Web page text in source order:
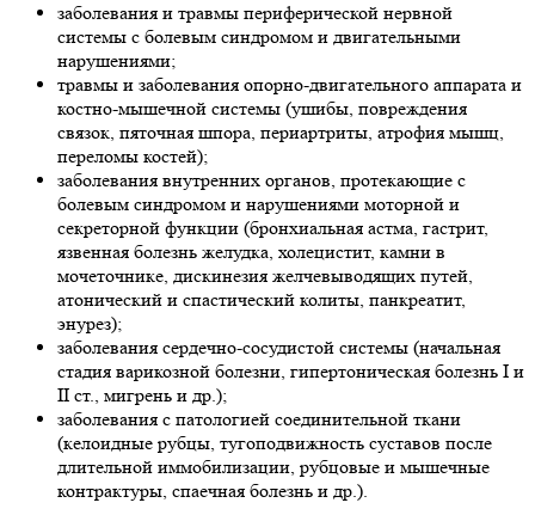
заболевания и травмы периферической нервной
системы с болевым синдромом и двигательными
нарушениями;
травмы и заболевания опорно-двигательного аппарата и
костно-мышечной системы (ушибы, повреждения
связок, пяточная шпора, периартриты, атрофия мышц,
переломы костей);
заболевания внутренних органов, протекающие с
болевым синдромом и нарушениями моторной и
секреторной функции (бронхиальная астма, гастрит,
язвенная болезнь желудка, холецистит, камни в
мочеточнике, дискинезия желчевыводящих путей,
атонический и спастический колиты, панкреатит,
энурез);
заболевания сердечно-сосудистой системы (начальная
стадия варикозной болезни, гипертоническая болезнь I и
II ст., мигрень и др.);
заболевания с патологией соединительной ткани
(келоидные рубцы, тугоподвижность суставов после
длительной иммобилизации, рубцовые и мышечные
контрактуры, спаечная болезнь и др.).